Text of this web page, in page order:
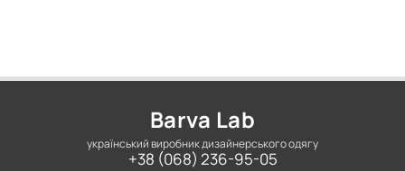
Barva Lab
український виробник дизайнерського одягу
+38 (068) 236-95-05